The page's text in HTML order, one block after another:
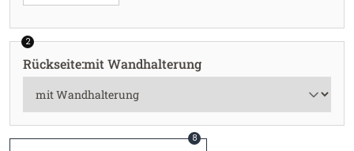
2
Rückseite:mit Wandhalterung
8